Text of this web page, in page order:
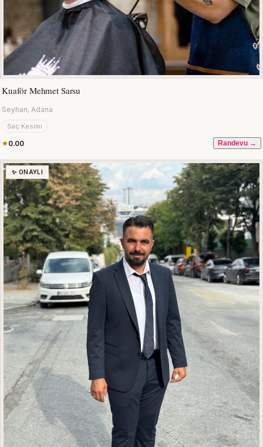
Kuaför Mehmet Sarsu
Seyhan, Adana
Saç Kesimi
0.00 Randevu →
✨ ONAYLI